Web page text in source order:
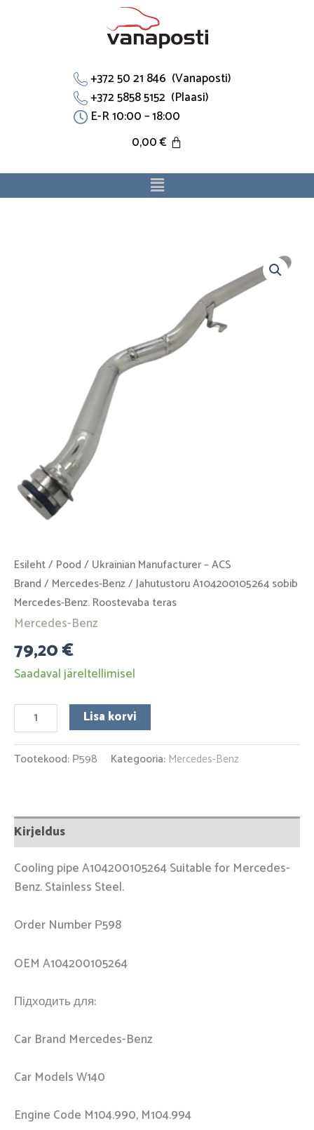
+372 50 21 846 (Vanaposti)
+372 5858 5152 (Plaasi)
E-R 10:00 – 18:00
0,00€
Menu
Esileht/ Pood / Ukrainian Manufacturer – ACS
Brand / Mercedes-Benz/ Jahutustoru A104200105264 sobib
Mercedes-Benz. Roostevaba teras
Mercedes-Benz
79,20€
Saadaval järeltellimisel
Lisa korvi
Tootekood: Р598 Kategooria: Mercedes-Benz
Kirjeldus
Cooling pipe A104200105264 Suitable for Mercedes-
Benz. Stainless Steel.
Order Number Р598
OEM A104200105264
Підходить для:
Car Brand Mercedes-Benz
Car Models W140
Engine Code M104.990, M104.994